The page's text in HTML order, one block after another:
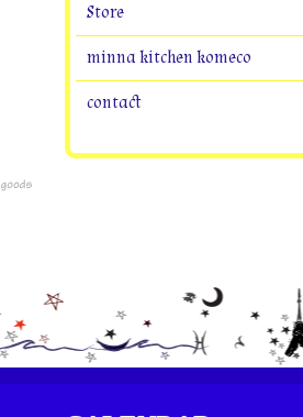
Store
minna kitchen komeco
contact